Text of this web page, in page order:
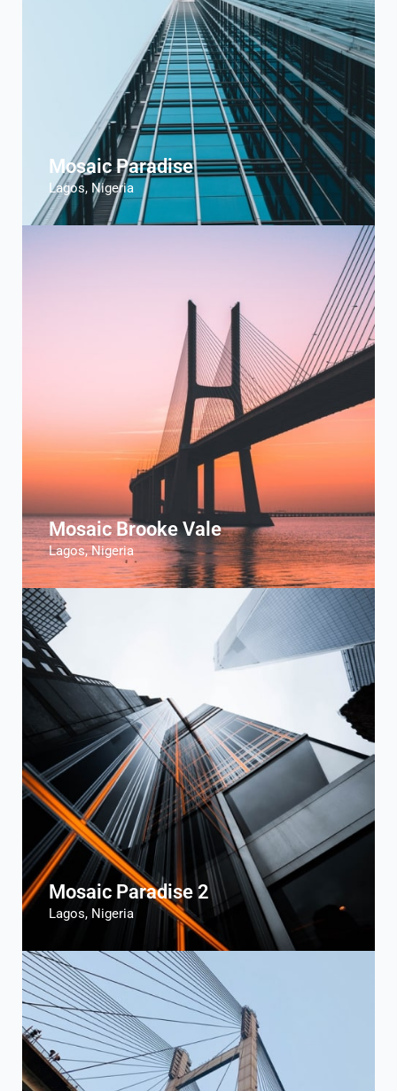
Mosaic Paradise
Lagos, Nigeria
Mosaic Brooke Vale
Lagos, Nigeria
Mosaic Paradise 2
Lagos, Nigeria